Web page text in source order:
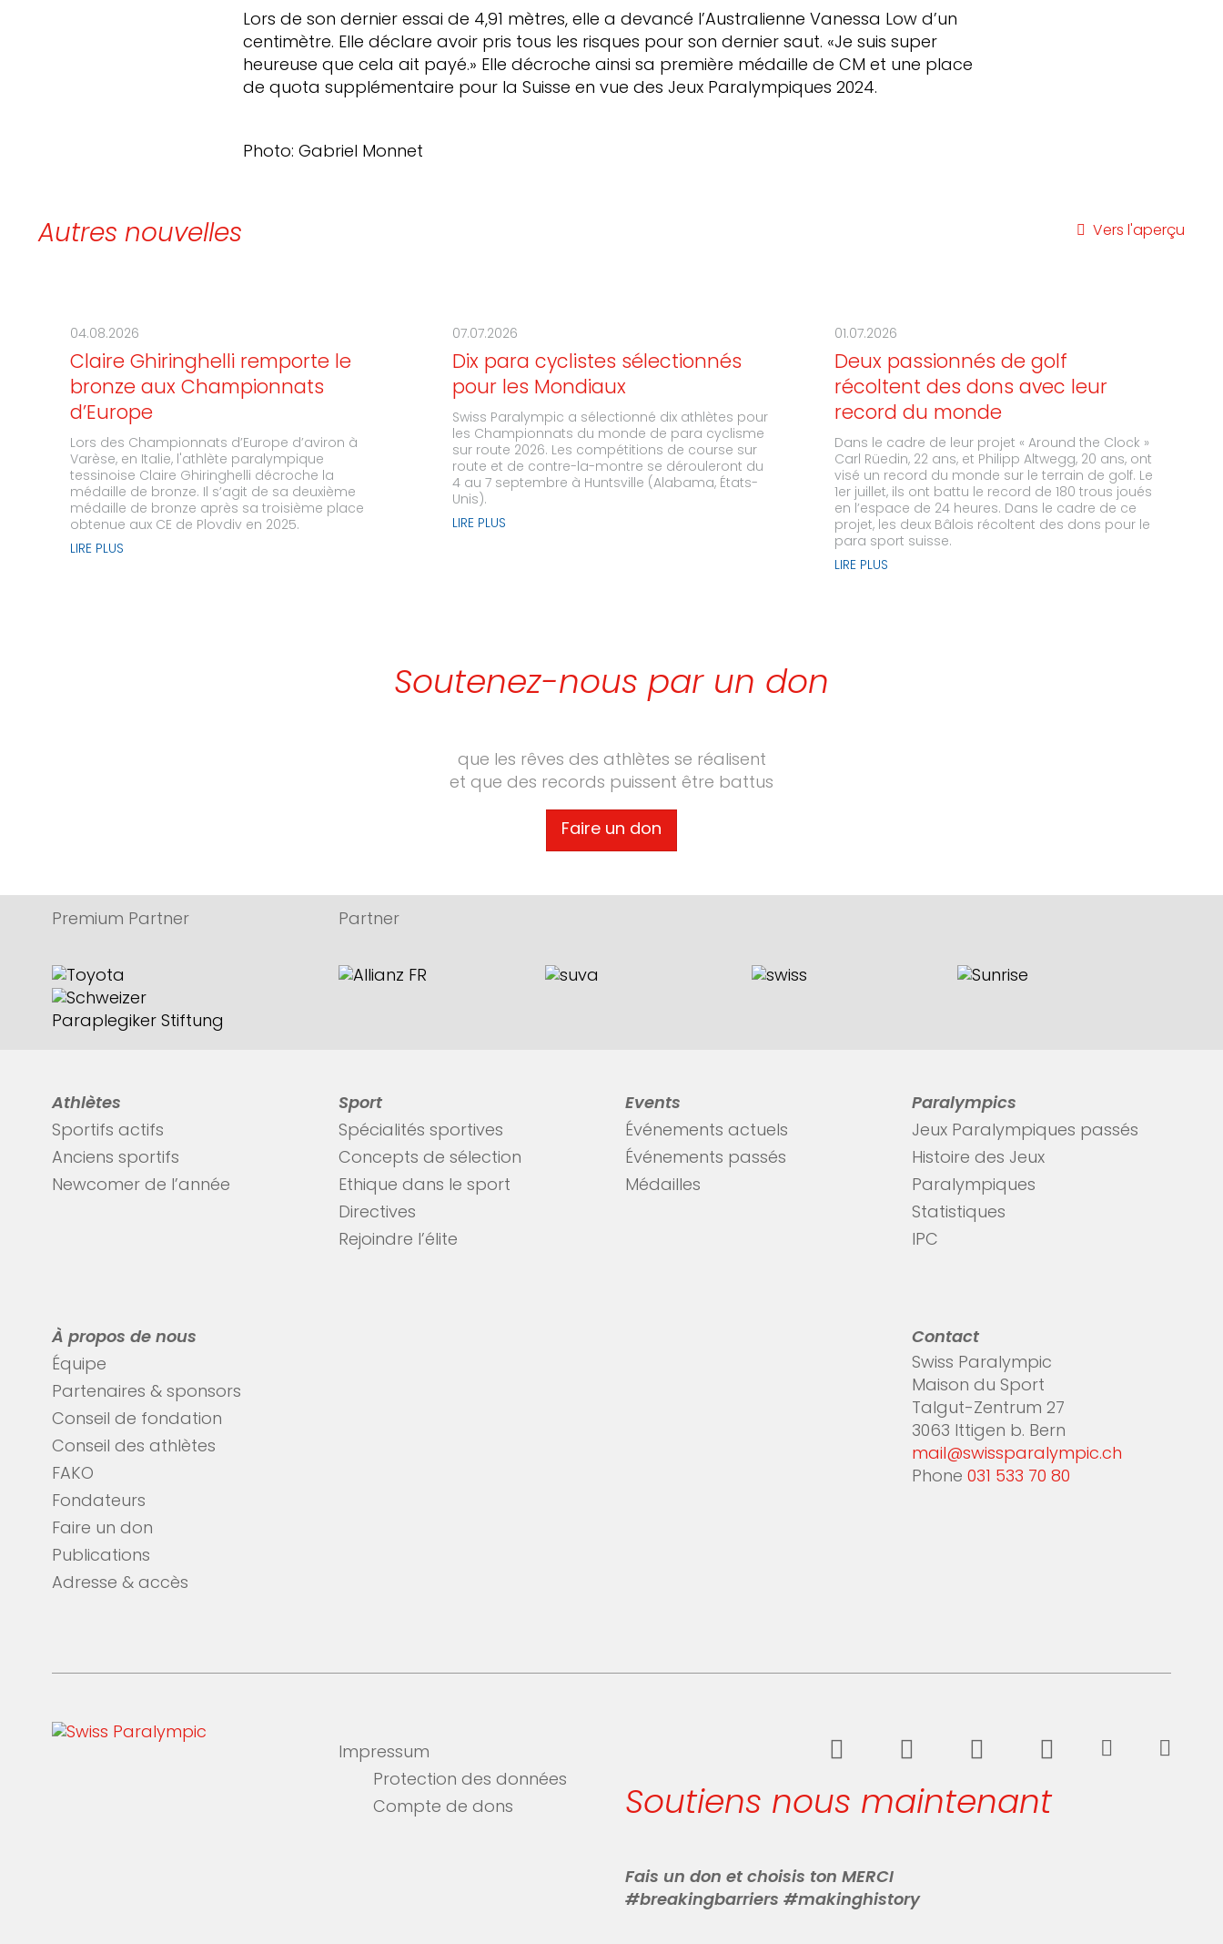
Lors de son dernier essai de 4,91 mètres, elle a devancé l’Australienne Vanessa Low d’un
centimètre. Elle déclare avoir pris tous les risques pour son dernier saut. «Je suis super
heureuse que cela ait payé.» Elle décroche ainsi sa première médaille de CM et une place
de quota supplémentaire pour la Suisse en vue des Jeux Paralympiques 2024.
Photo: Gabriel Monnet
Vers l'aperçu
Autres nouvelles
04.08.2026
Claire Ghiringhelli remporte le
bronze aux Championnats
d’Europe
Lors des Championnats d’Europe d’aviron à
Varèse, en Italie, l'athlète paralympique
tessinoise Claire Ghiringhelli décroche la
médaille de bronze. Il s’agit de sa deuxième
médaille de bronze après sa troisième place
obtenue aux CE de Plovdiv en 2025.
LIRE PLUS
07.07.2026
Dix para cyclistes sélectionnés
pour les Mondiaux
Swiss Paralympic a sélectionné dix athlètes pour
les Championnats du monde de para cyclisme
sur route 2026. Les compétitions de course sur
route et de contre-la-montre se dérouleront du
4 au 7 septembre à Huntsville (Alabama, États-
Unis).
LIRE PLUS
01.07.2026
Deux passionnés de golf
récoltent des dons avec leur
record du monde
Dans le cadre de leur projet « Around the Clock »
Carl Rüedin, 22 ans, et Philipp Altwegg, 20 ans, ont
visé un record du monde sur le terrain de golf. Le
1er juillet, ils ont battu le record de 180 trous joués
en l’espace de 24 heures. Dans le cadre de ce
projet, les deux Bâlois récoltent des dons pour le
para sport suisse.
LIRE PLUS
Soutenez-nous par un don
que les rêves des athlètes se réalisent
et que des records puissent être battus
Faire un don
Premium Partner Partner
Athlètes
Sportifs actifs
Anciens sportifs
Newcomer de l’année
Sport
Spécialités sportives
Concepts de sélection
Ethique dans le sport
Directives
Rejoindre l’élite
Events
Événements actuels
Événements passés
Médailles
Paralympics
Jeux Paralympiques passés
Histoire des Jeux
Paralympiques
Statistiques
IPC
À propos de nous
Équipe
Partenaires & sponsors
Conseil de fondation
Conseil des athlètes
FAKO
Fondateurs
Faire un don
Publications
Adresse & accès
Contact
Swiss Paralympic
Maison du Sport
Talgut-Zentrum 27
3063 Ittigen b. Bern
mail@swissparalympic.ch
Phone 031 533 70 80
Impressum
Protection des données
Compte de dons
Soutiens nous maintenant
Fais un don et choisis ton MERCI
#breakingbarriers #makinghistory